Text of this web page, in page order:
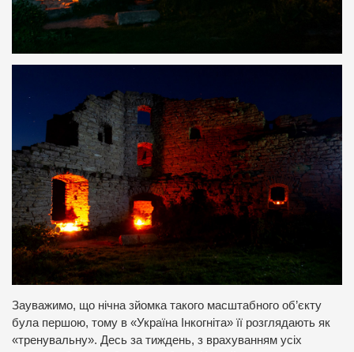
Зауважимо, що нічна зйомка такого масштабного об’єкту
була першою, тому в «Україна Інкогніта» її розглядають як
«тренувальну». Десь за тиждень, з врахуванням усіх